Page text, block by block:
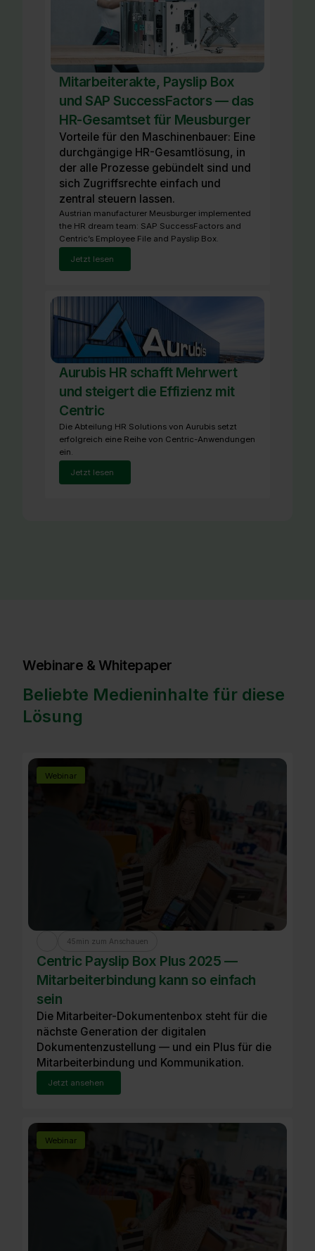
Mitarbeiterakte, Payslip Box
und SAP SuccessFactors — das
HR-Gesamtset für Meusburger
Vorteile für den Maschinenbauer: Eine
durchgängige HR-Gesamtlösung, in
der alle Prozesse gebündelt sind und
sich Zugriffsrechte einfach und
zentral steuern lassen.
Austrian manufacturer Meusburger implemented
the HR dream team: SAP SuccessFactors and
Centric’s Employee File and Payslip Box.
Jetzt lesen
Aurubis HR schafft Mehrwert
und steigert die Effizienz mit
Centric
Die Abteilung HR Solutions von Aurubis setzt
erfolgreich eine Reihe von Centric-Anwendungen
ein.
Jetzt lesen
Webinare & Whitepaper
Beliebte Medieninhalte für diese
Lösung
Webinar
45min zum Anschauen
Centric Payslip Box Plus 2025 —
Mitarbeiterbindung kann so einfach
sein
Die Mitarbeiter-Dokumentenbox steht für die
nächste Generation der digitalen
Dokumentenzustellung — und ein Plus für die
Mitarbeiterbindung und Kommunikation.
Jetzt ansehen
Webinar